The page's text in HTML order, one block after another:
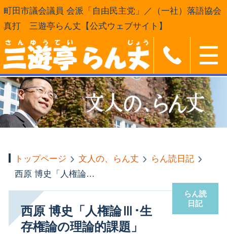
町田市議会議員 会派「自由民主党」／（一社）落語協会
真打 三遊亭らん丈【公式ウェブサイト】
トップページ 文人の、らん丈
らん読日記
西原 博史「人権論Ⅲ･生存権論の理論的課題」「法律時報」80巻12号
西原 博史「人権論Ⅲ･生
存権論の理論的課題」
らん読
日記